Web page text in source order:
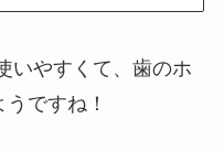
いやすくて、歯のホ
ですね！